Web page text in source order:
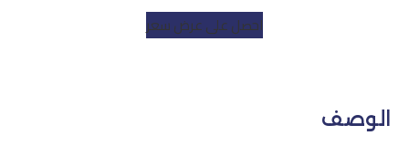
احصل على عرض سعر
الوصف